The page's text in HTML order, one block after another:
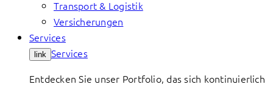
Transport & Logistik
Versicherungen
Services
link Services
Entdecken Sie unser Portfolio, das sich kontinuierlich